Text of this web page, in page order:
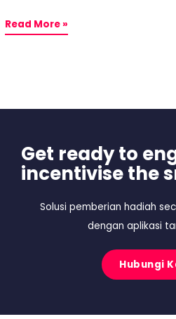
Read More »
Get ready to
incentivise the
Solusi pemberian hadiah
dengan aplikasi
Hubungi